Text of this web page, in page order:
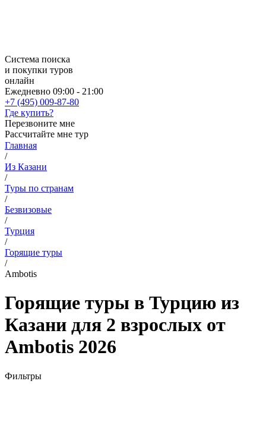
Система поиска
и покупки туров
онлайн
Ежедневно 09:00 - 21:00
+7 (495) 009-87-80
Где купить?
Перезвоните мне
Рассчитайте мне тур
Главная
/
Из Казани
/
Туры по странам
/
Безвизовые
/
Турция
/
Горящие туры
/
Ambotis
Горящие туры в Турцию из
Казани для 2 взрослых от
Ambotis 2026
Фильтры